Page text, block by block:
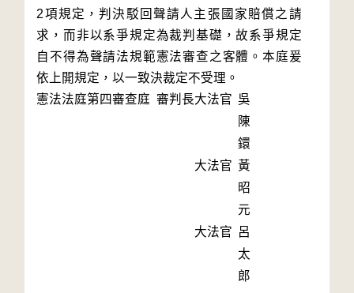
2項規定，判決駁回聲請人主張國家賠償之請
求，而非以系爭規定為裁判基礎，故系爭規定
自不得為聲請法規範憲法審查之客體。本庭爰
憲法法庭第四審查庭 審判長大法官 吳
陳
鐶
大法官 黃
昭
元
大法官 呂
太
郎